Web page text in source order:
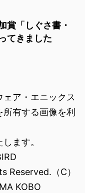
賞「しぐさ書・
てきました
ア・エニックス
有する画像を利
ます。
Reserved.（C）
KOBO